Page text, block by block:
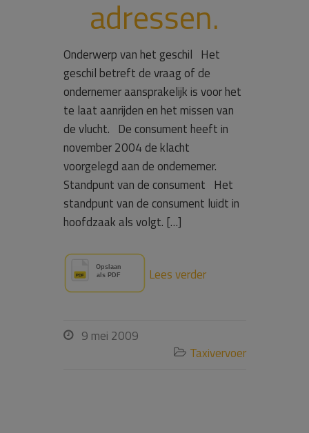
adressen.
Onderwerp van het geschil Het
geschil betreft de vraag of de
ondernemer aansprakelijk is voor het
te laat aanrijden en het missen van
de vlucht. De consument heeft in
november 2004 de klacht
voorgelegd aan de ondernemer.
Standpunt van de consument Het
standpunt van de consument luidt in
hoofdzaak als volgt. […]
Lees verder
 9 mei 2009
 Taxivervoer